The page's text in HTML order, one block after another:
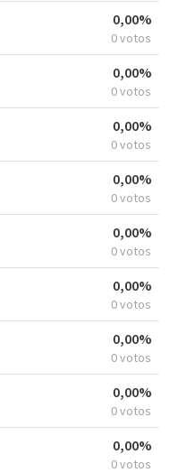
0,00%
0 votos
0,00%
0 votos
0,00%
0 votos
0,00%
0 votos
0,00%
0 votos
0,00%
0 votos
0,00%
0 votos
0,00%
0 votos
0,00%
0 votos